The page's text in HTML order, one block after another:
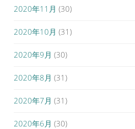
2020年11月 (30)
2020年10月 (31)
2020年9月 (30)
2020年8月 (31)
2020年7月 (31)
2020年6月 (30)